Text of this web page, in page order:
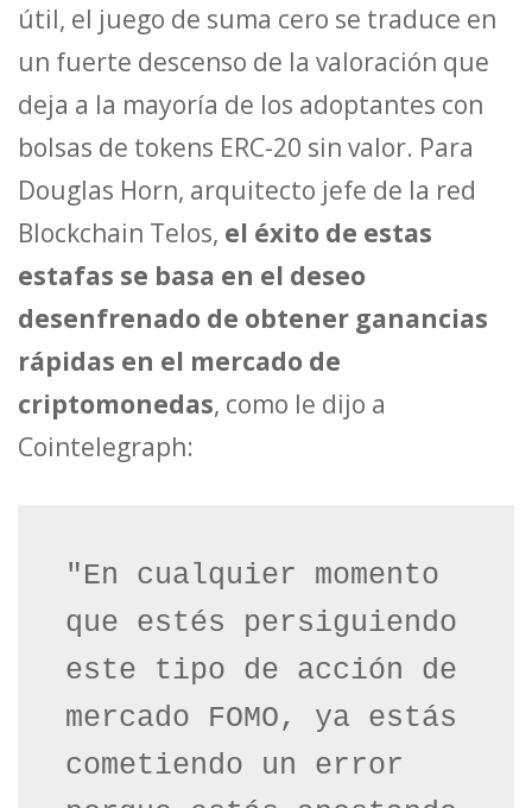
útil, el juego de suma cero se traduce en
un fuerte descenso de la valoración que
deja a la mayoría de los adoptantes con
bolsas de tokens ERC-20 sin valor. Para
Douglas Horn, arquitecto jefe de la red
Blockchain Telos, el éxito de estas
estafas se basa en el deseo
desenfrenado de obtener ganancias
rápidas en el mercado de
criptomonedas, como le dijo a
Cointelegraph:
"En cualquier momento
que estés persiguiendo
este tipo de acción de
mercado FOMO, ya estás
cometiendo un error